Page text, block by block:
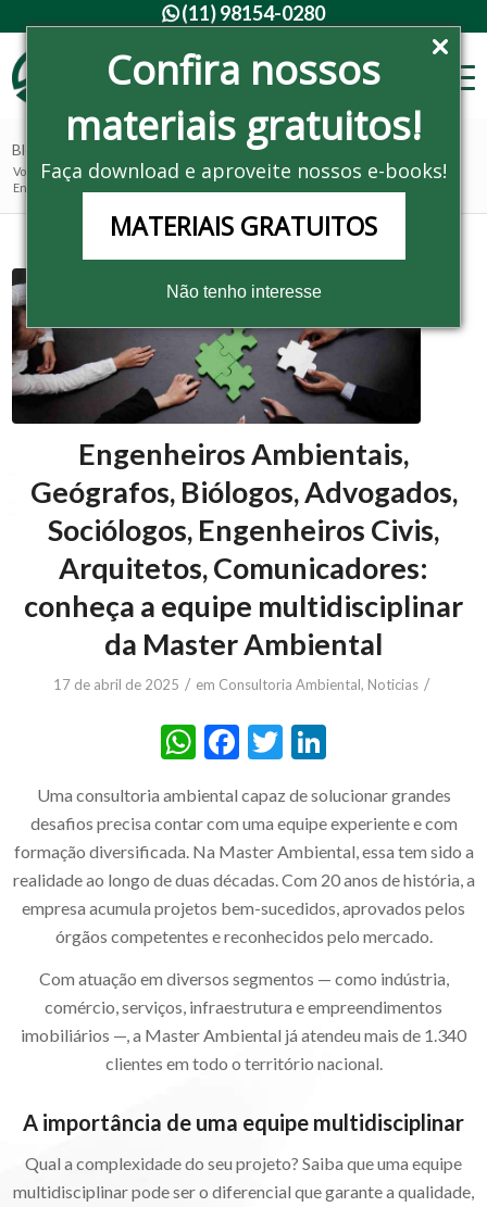
Confira nossos
materiais gratuitos!
Faça download e aproveite nossos e-books!
MATERIAIS GRATUITOS
Não tenho interesse
(11) 98154-0280
Blog - Últimas notícias
Você está aqui: Home / Noticias / Consultoria Ambiental /
Engenheiros Ambientais, Geógrafos, Biólogos, Advogados, Sociólogos, En...
Engenheiros Ambientais,
Geógrafos, Biólogos, Advogados,
Sociólogos, Engenheiros Civis,
Arquitetos, Comunicadores:
conheça a equipe multidisciplinar
da Master Ambiental
17 de abril de 2025 / em Consultoria Ambiental, Noticias /
WhatsApp
Facebook
Twitter
Uma consultoria ambiental capaz de solucionar grandes
desafios precisa contar com uma equipe experiente e com
formação diversificada. Na Master Ambiental, essa tem sido a
realidade ao longo de duas décadas. Com 20 anos de história, a
empresa acumula projetos bem-sucedidos, aprovados pelos
órgãos competentes e reconhecidos pelo mercado.
Com atuação em diversos segmentos — como indústria,
comércio, serviços, infraestrutura e empreendimentos
imobiliários —, a Master Ambiental já atendeu mais de 1.340
clientes em todo o território nacional.
A importância de uma equipe multidisciplinar
Qual a complexidade do seu projeto? Saiba que uma equipe
multidisciplinar pode ser o diferencial que garante a qualidade,